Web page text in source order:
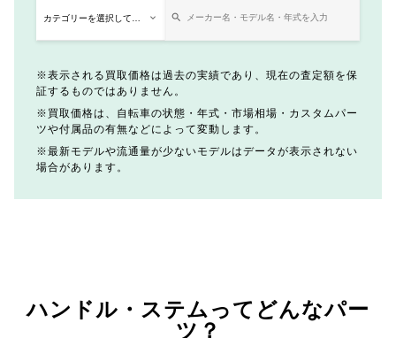
表示される買取価格は過去の実績であり、現在の査定額を保
証するものではありません。
買取価格は、自転車の状態・年式・市場相場・カスタムパー
ツや付属品の有無などによって変動します。
最新モデルや流通量が少ないモデルはデータが表示されない
場合があります。
ハンドル・ステムってどんなパー
ツ？